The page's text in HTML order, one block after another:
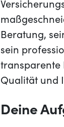
Beratung,
sein
transparente
Qualität und
Deine